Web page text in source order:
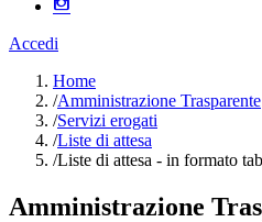
Accedi
Home
/Amministrazione Trasparente
/Servizi erogati
/Liste di attesa
/Liste di attesa - in formato
Amministrazione